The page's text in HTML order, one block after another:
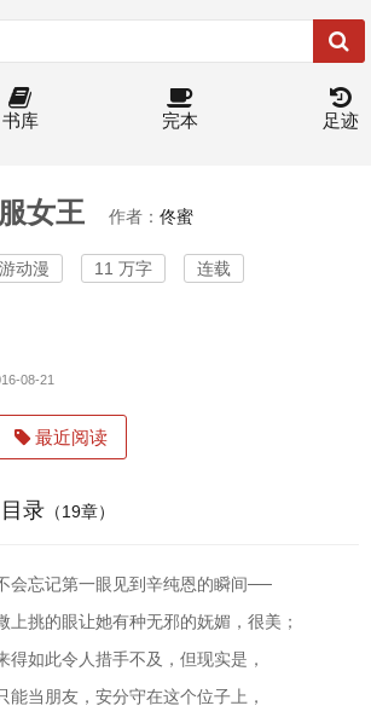
书库 完本 足迹
女王 作者： 佟蜜
动漫 11 万字 连载
08-21
最近阅读
目录 （19章）
会忘记第一眼见到辛纯恩的瞬间──
上挑的眼让她有种无邪的妩媚，很美；
得如此令人措手不及，但现实是，
能当朋友，安分守在这个位子上，